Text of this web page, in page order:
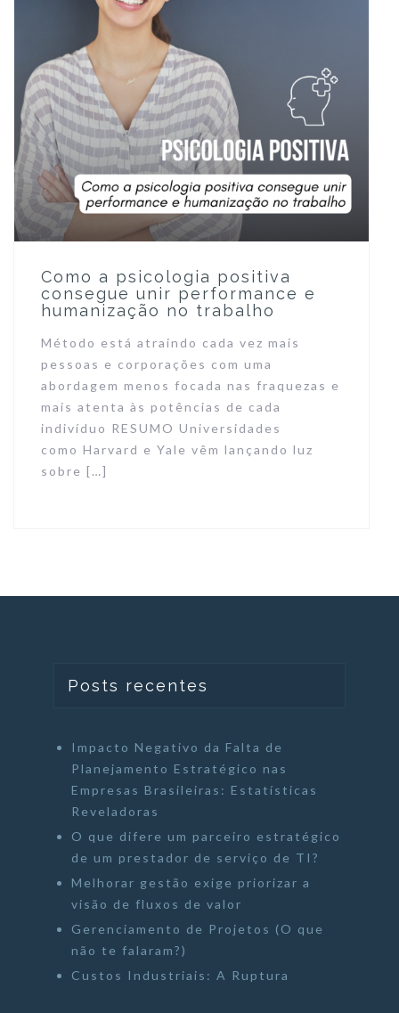
Como a psicologia positiva
consegue unir performance e
humanização no trabalho
Método está atraindo cada vez mais
pessoas e corporações com uma
abordagem menos focada nas fraquezas e
mais atenta às potências de cada
indivíduo RESUMO Universidades
como Harvard e Yale vêm lançando luz
sobre […]
Posts recentes
Impacto Negativo da Falta de
Planejamento Estratégico nas
Empresas Brasileiras: Estatísticas
Reveladoras
O que difere um parceiro estratégico
de um prestador de serviço de TI?
Melhorar gestão exige priorizar a
visão de fluxos de valor
Gerenciamento de Projetos (O que
não te falaram?)
Custos Industriais: A Ruptura